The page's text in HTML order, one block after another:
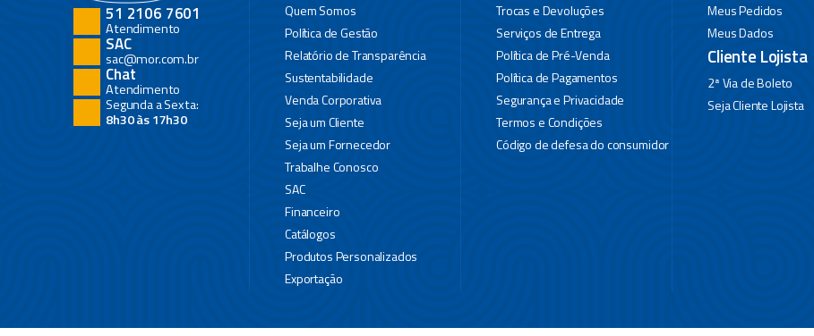
51 2106 7601
Atendimento
SAC
sac@mor.com.br
Chat
Atendimento
Segunda a Sexta:
8h30 às 17h30
Quem Somos
Política de Gestão
Relatório de Transparência
Sustentabilidade
Venda Corporativa
Seja um Cliente
Seja um Fornecedor
Trabalhe Conosco
SAC
Financeiro
Catálogos
Produtos Personalizados
Exportação
Trocas e Devoluções
Serviços de Entrega
Política de Pré-Venda
Política de Pagamentos
Segurança e Privacidade
Termos e Condições
Código de defesa do consumidor
Meus Pedidos
Meus Dados
Cliente Lojista
2ª Via de Boleto
Seja Cliente Lojista